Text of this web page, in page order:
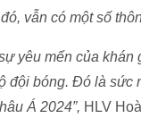
vẫn có một số
yêu mến của
đội bóng. Đó là sức
Á 2024”, HLV